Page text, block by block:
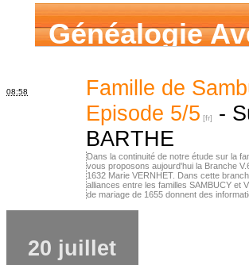
Généalogie
08:58
Famille de
Episode 5/5
-
BARTHE
Dans la continuité de notre étude sur la
vous proposons aujourd'hui la Branche
1632 Marie VERNHET. Dans cette
alliances entre les familles SAMBUCY et
de mariage de 1655 donnent des
20 juillet